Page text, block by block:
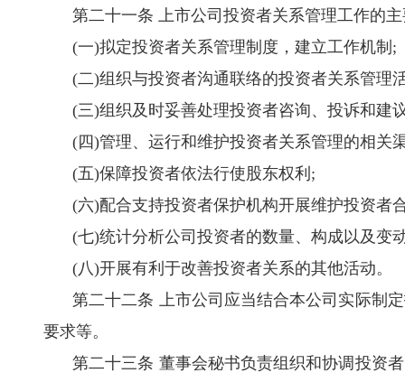
第二十一条 上市公司投资者关系管理工作的
(一)拟定投资者关系管理制度，建立工作机制 ;
(二)组织与投资者沟通联络的投资者关系管理
(三)组织及时妥善处理投资者咨询、投诉和建
(四)管理、运行和维护投资者关系管理的相关
(五)保障投资者依法行使股东权利 ;
(六)配合支持投资者保护机构开展维护投资者
(七)统计分析公司投资者的数量、构成以及变
(八)开展有利于改善投资者关系的其他活动。
第二十二条 上市公司应当结合本公司实际制
要求等。
第二十三条 董事会秘书负责组织和协调投资